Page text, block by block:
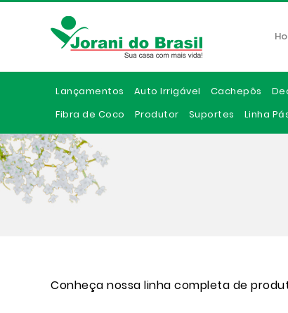
Lançamentos Auto Irrigável Cachepôs
Fibra de Coco
Produtor Suportes Linha
Conheça nossa linha completa de